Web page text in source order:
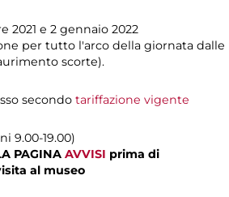
2021 e 2 gennaio 2022
per tutto l'arco della giornata dalle
scorte).
secondo tariffazione vigente
9.00-19.00)
PAGINA AVVISI prima di
al museo